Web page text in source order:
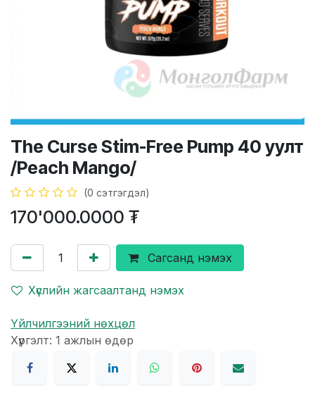
The Curse Stim-Free Pump 40 уулт
/Peach Mango/
(0 сэтгэгдэл)
170'000.0000 ₮
Сагсанд нэмэх
Хүслийн жагсаалтанд нэмэх
Үйлчилгээний нөхцөл
Хүргэлт: 1 ажлын өдөр